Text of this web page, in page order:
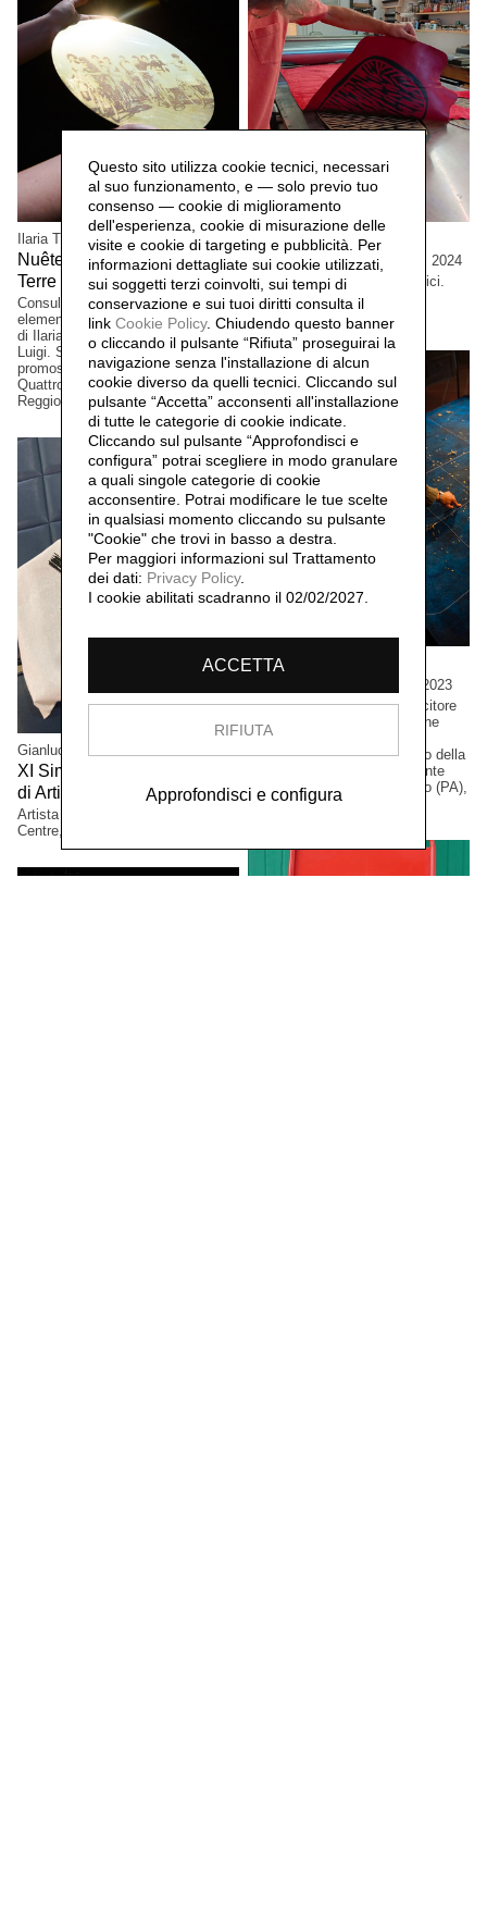
Ilaria Turba
Nuêter – Costellazioni nelle
Terre Matildiche, 2025
Consulenza e realizzazione
elementi installazione. Un progetto
di Ilaria Turba, a cura di Daniele De
Luigi. Sconfinamenti #2 Progetto
promosso dai Comuni di Albinea,
Quattro Castella e Canossa,
Reggio Emilia, Italia.
Cristian Boffelli
Come mostri, ritornano,
2024
Grandi formati, esemplari unici.
Collezione privata, Tokio,
Giappone.
Concetta Modica
2023
Grandi formati. Progetto vincitore
del bando PAC2021, Direzione
Generale Creatività
Contemporanea del Ministero della
Cultura. Collezione permanente
Museo Civico di Castelbuono (PA),
Italia.
Gianluca Arienti
XI Simposio Internazionale
di Arti Grafiche, Latgale, 2023
Artista selezionato. Mark Rotko Art
Centre, Daugavpils, Lettonia.
Questo sito utilizza cookie tecnici, necessari
al suo funzionamento, e — solo previo tuo
consenso — cookie di miglioramento
dell'esperienza, cookie di misurazione delle
visite e cookie di targeting e pubblicità. Per
informazioni dettagliate sui cookie utilizzati,
sui soggetti terzi coinvolti, sui tempi di
conservazione e sui tuoi diritti consulta il
link Cookie Policy. Chiudendo questo banner
o cliccando il pulsante “Rifiuta” proseguirai la
navigazione senza l'installazione di alcun
cookie diverso da quelli tecnici. Cliccando sul
pulsante “Accetta” acconsenti all'installazione
di tutte le categorie di cookie indicate.
Cliccando sul pulsante “Approfondisci e
configura” potrai scegliere in modo granulare
a quali singole categorie di cookie
acconsentire. Potrai modificare le tue scelte
in qualsiasi momento cliccando su pulsante
"Cookie" che trovi in basso a destra.
Per maggiori informazioni sul Trattamento
dei dati: Privacy Policy.
I cookie abilitati scadranno il 02/02/2027.
ACCETTA
RIFIUTA
Approfondisci e configura